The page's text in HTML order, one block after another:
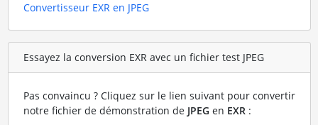
Convertisseur EXR en JPEG
Essayez la conversion EXR avec un fichier test JPEG
Pas convaincu ? Cliquez sur le lien suivant pour convertir
notre fichier de démonstration de JPEG en EXR: